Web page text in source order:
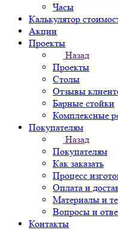
Часы
Калькулятор
Акции
Проекты
Назад
Проекты
Столы
Отзывы
Барные стойки
Комплексные
Покупателям
Назад
Покупателям
Как заказать
Процесс
Оплата и
Материалы и
Вопросы и
Контакты